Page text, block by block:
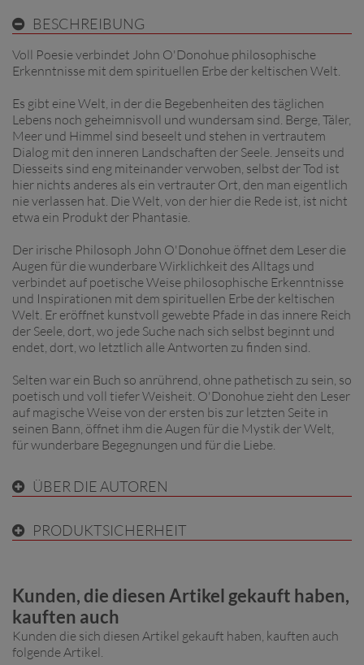
BESCHREIBUNG
Voll Poesie verbindet John O'Donohue philosophische
Erkenntnisse mit dem spirituellen Erbe der keltischen Welt.
Es gibt eine Welt, in der die Begebenheiten des täglichen
Lebens noch geheimnisvoll und wundersam sind. Berge, Täler,
Meer und Himmel sind beseelt und stehen in vertrautem
Dialog mit den inneren Landschaften der Seele. Jenseits und
Diesseits sind eng miteinander verwoben, selbst der Tod ist
hier nichts anderes als ein vertrauter Ort, den man eigentlich
nie verlassen hat. Die Welt, von der hier die Rede ist, ist nicht
etwa ein Produkt der Phantasie.
Der irische Philosoph John O'Donohue öffnet dem Leser die
Augen für die wunderbare Wirklichkeit des Alltags und
verbindet auf poetische Weise philosophische Erkenntnisse
und Inspirationen mit dem spirituellen Erbe der keltischen
Welt. Er eröffnet kunstvoll gewebte Pfade in das innere Reich
der Seele, dort, wo jede Suche nach sich selbst beginnt und
endet, dort, wo letztlich alle Antworten zu finden sind.
Selten war ein Buch so anrührend, ohne pathetisch zu sein, so
poetisch und voll tiefer Weisheit. O'Donohue zieht den Leser
auf magische Weise von der ersten bis zur letzten Seite in
seinen Bann, öffnet ihm die Augen für die Mystik der Welt,
für wunderbare Begegnungen und für die Liebe.
ÜBER DIE AUTOREN
PRODUKTSICHERHEIT
Kunden, die diesen Artikel gekauft haben,
kauften auch
Kunden die sich diesen Artikel gekauft haben, kauften auch
folgende Artikel.